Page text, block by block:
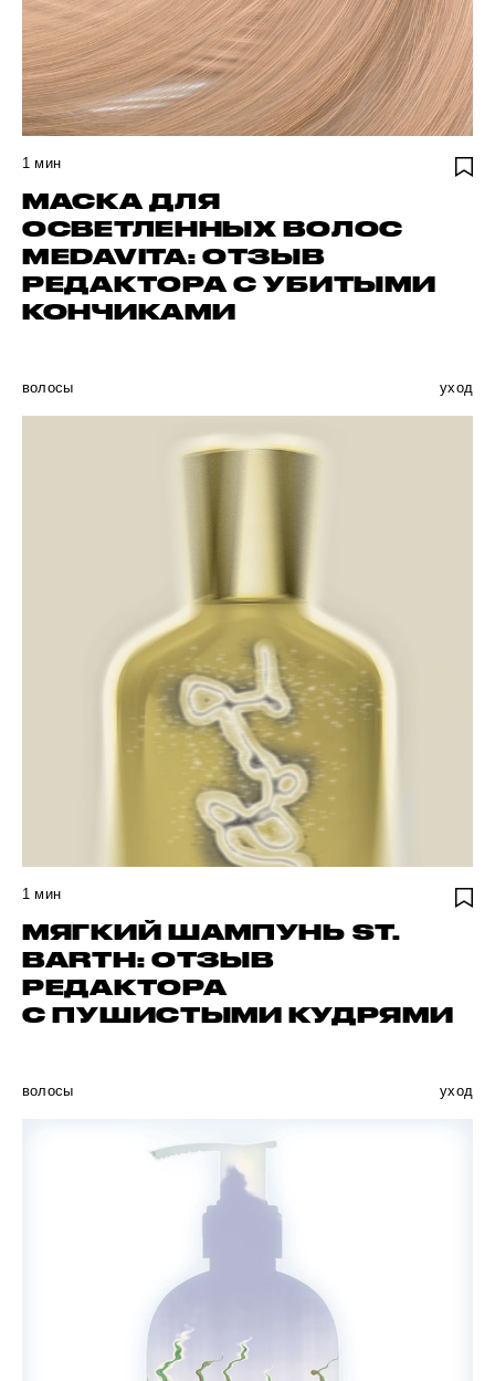
1 мин
МАСКА ДЛЯ
ОСВЕТЛЕННЫХ ВОЛОС
MEDAVITA: ОТЗЫВ
РЕДАКТОРА С УБИТЫМИ
КОНЧИКАМИ
волосы уход
1 мин
МЯГКИЙ ШАМПУНЬ ST.
BARTH: ОТЗЫВ
РЕДАКТОРА
С ПУШИСТЫМИ КУДРЯМИ
волосы уход